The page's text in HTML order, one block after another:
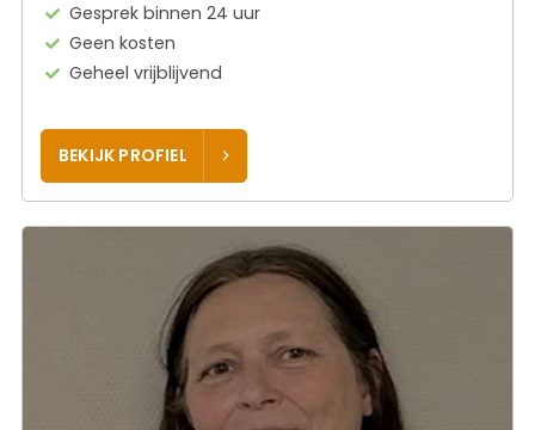
Gesprek binnen 24 uur
Geen kosten
Geheel vrijblijvend
BEKIJK PROFIEL